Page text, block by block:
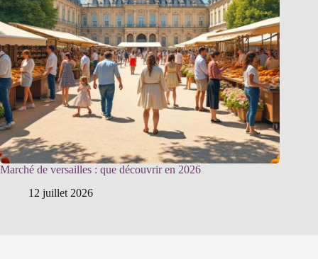
Marché de versailles : que découvrir en 2026
12 juillet 2026